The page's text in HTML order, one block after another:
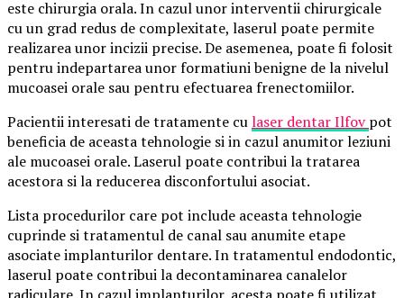
este chirurgia orala. In cazul unor interventii chirurgicale
cu un grad redus de complexitate, laserul poate permite
realizarea unor incizii precise. De asemenea, poate fi folosit
pentru indepartarea unor formatiuni benigne de la nivelul
mucoasei orale sau pentru efectuarea frenectomiilor.
Pacientii interesati de tratamente culaser dentar Ilfovpot
beneficia de aceasta tehnologie si in cazul anumitor leziuni
ale mucoasei orale. Laserul poate contribui la tratarea
acestora si la reducerea disconfortului asociat.
Lista procedurilor care pot include aceasta tehnologie
cuprinde si tratamentul de canal sau anumite etape
asociate implanturilor dentare. In tratamentul endodontic,
laserul poate contribui la decontaminarea canalelor